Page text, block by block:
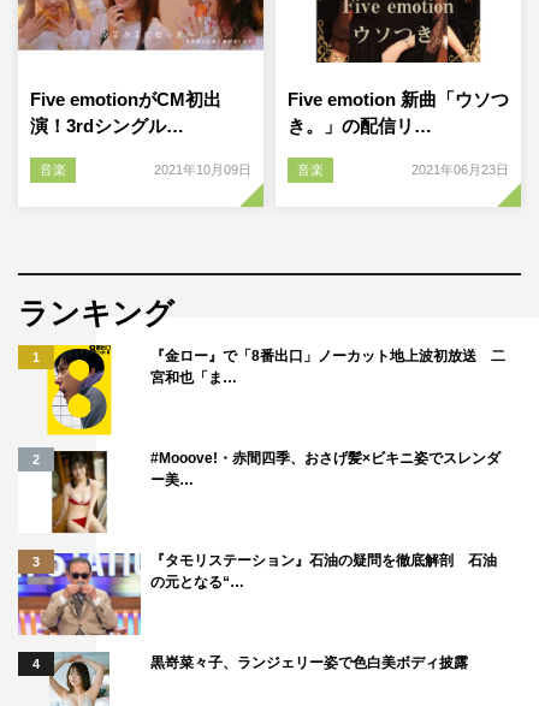
Five emotionがCM初出
演！3rdシングル…
音楽 2021年10月09日
Five emotion 新曲「ウソつ
き。」の配信リ…
音楽 2021年06月23日
ランキング
1
『金ロー』で「8番出口」ノーカット地上波初放送 二
宮和也「ま…
2
#Mooove!・赤間四季、おさげ髪×ビキニ姿でスレンダ
ー美…
3
『タモリステーション』石油の疑問を徹底解剖 石油
の元となる“…
4 黒嵜菜々子、ランジェリー姿で色白美ボディ披露